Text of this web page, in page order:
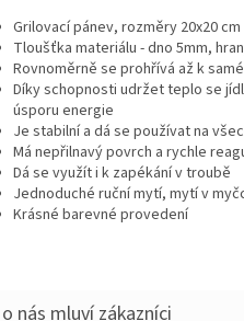
Grilovací pánev, rozměry 20x20 cm
Tloušťka materiálu - dno 5mm,
Rovnoměrně se prohřívá až k
Díky schopnosti udržet teplo se
úsporu energie
Je stabilní a dá se používat na
Má nepřilnavý povrch a rychle
Dá se využít i k zapékání v troubě
Jednoduché ruční mytí, mytí v
Krásné barevné provedení